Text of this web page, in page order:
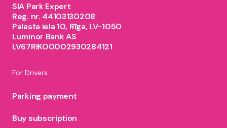
SIA Park Expert
Reg. nr. 44103130208
Palasta iela 10, Rīga, LV-1050
Luminor Bank AS
LV67RIKO0002930284121
For Drivers
Parking payment
Buy subscription